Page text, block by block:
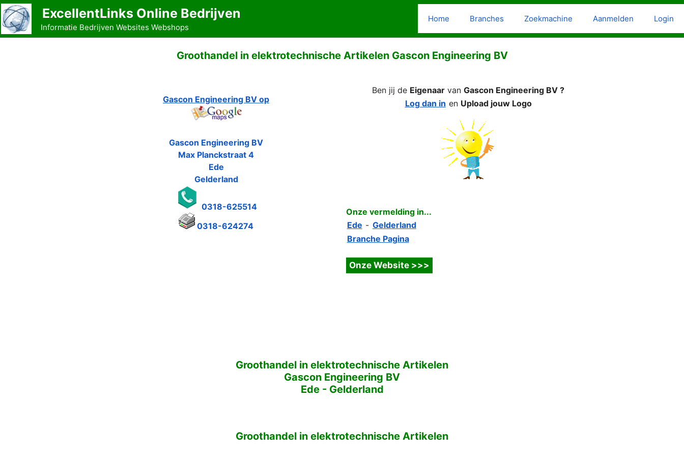
Ga
naar
de
ExcellentLinks Online Bedrijven
Informatie Bedrijven Websites Webshops
Home Branches Zoekmachine Aanmelden Login
Groothandel in elektrotechnische Artikelen Gascon Engineering BV
Gascon Engineering BV op
Gascon Engineering BV
Max Planckstraat 4
Ede
Gelderland
0318-625514
0318-624274
Ben jij de Eigenaarvan Gascon Engineering BV ?
Log dan in en Upload jouw Logo
Onze vermelding in...
Ede - Gelderland
Branche Pagina
Groothandel in elektrotechnische Artikelen
Gascon Engineering BV
Ede- Gelderland
Groothandel in elektrotechnische Artikelen